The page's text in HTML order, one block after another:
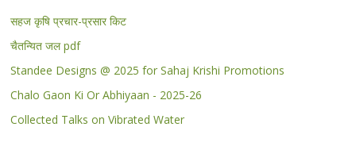
सहज कृषि प्रचार-प्रसार किट
चैतन्यित जल pdf
Standee Designs @ 2025 for Sahaj Krishi Promotions
Chalo Gaon Ki Or Abhiyaan - 2025-26
Collected Talks on Vibrated Water